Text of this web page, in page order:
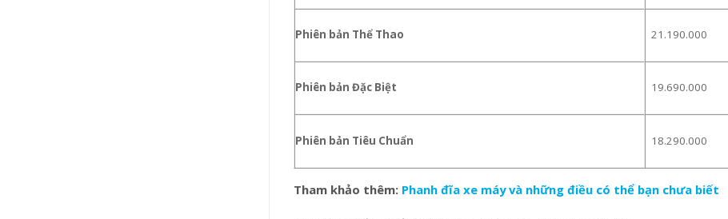
Phiên bản Thể Thao 21.190.000
Phiên bản Đặc Biệt 19.690.000
Phiên bản Tiêu Chuẩn 18.290.000
Tham khảo thêm: Phanh đĩa xe máy và những điều có thể bạn chưa biết